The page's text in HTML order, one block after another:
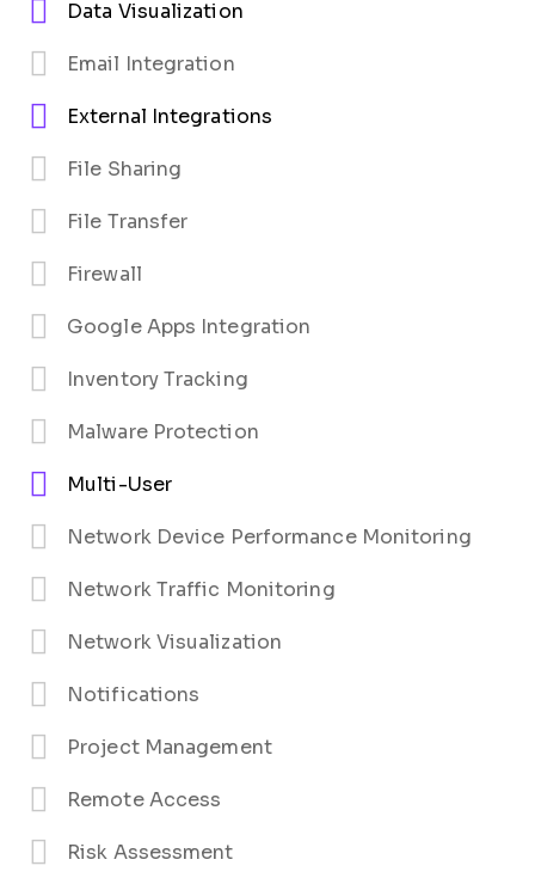
Data Visualization
Email Integration
External Integrations
File Sharing
File Transfer
Firewall
Google Apps Integration
Inventory Tracking
Malware Protection
Multi-User
Network Device Performance Monitoring
Network Traffic Monitoring
Network Visualization
Notifications
Project Management
Remote Access
Risk Assessment